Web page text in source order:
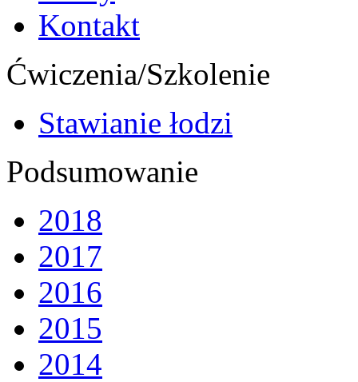
Kontakt
Ćwiczenia/Szkolenie
Stawianie łodzi
Podsumowanie
2018
2017
2016
2015
2014